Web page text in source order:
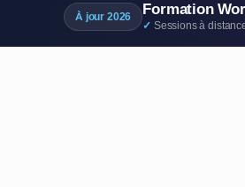
À jour 2026 Formation
Sessions à